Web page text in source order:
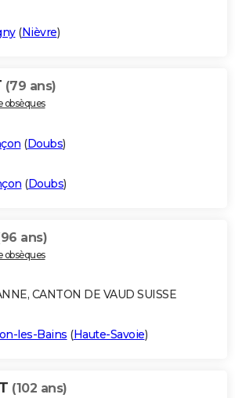
(Nièvre)
(79 ans)
obsèques
(Doubs)
(Doubs)
ans)
obsèques
CANTON DE VAUD SUISSE
les-Bains (Haute-Savoie)
(102 ans)